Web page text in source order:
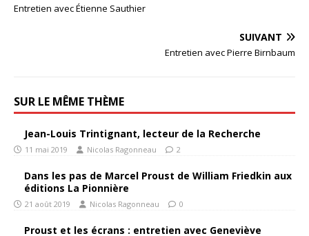
Entretien avec Étienne Sauthier
SUIVANT
Entretien avec Pierre Birnbaum
SUR LE MÊME THÈME
Jean-Louis Trintignant, lecteur de la Recherche
11 mai 2019 Nicolas Ragonneau 2
Dans les pas de Marcel Proust de William Friedkin aux
éditions La Pionnière
21 août 2019 Nicolas Ragonneau 0
Proust et les écrans : entretien avec Geneviève